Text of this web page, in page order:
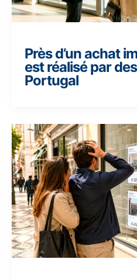
Près d’un achat
est réalisé par
Portugal